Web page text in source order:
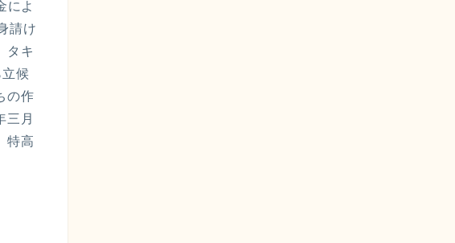
によ
請け
タキ
候
の作
三月
特高